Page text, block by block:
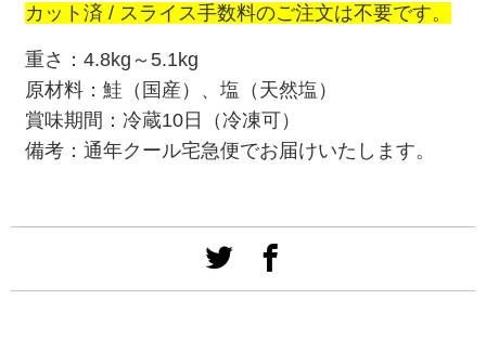
カット済 / スライス手数料のご注文は不要です。
重さ：4.8kg～5.1kg
原材料：鮭（国産）、塩（天然塩）
賞味期間：冷蔵10日（冷凍可）
備考：通年クール宅急便でお届けいたします。